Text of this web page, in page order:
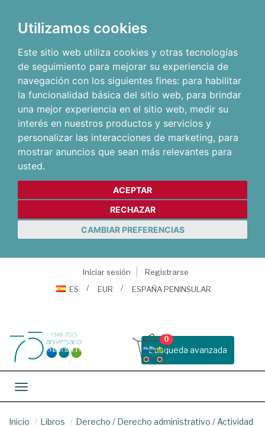
Utilizamos cookies
Este sitio web utiliza cookies y otras tecnologías
de seguimiento para mejorar su experiencia de
navegación con los siguientes fines: para habilitar
la funcionalidad básica del sitio web, para brindar
una mejor experiencia en el sitio web, medir su
interés en nuestros productos y servicios y
personalizar las interacciones de marketing, para
mostrar anuncios que sean más relevantes para
usted.
ACEPTAR
RECHAZAR
CAMBIAR PREFERENCIAS
Iniciar sesión
Registrarse
ES
EUR ESPAÑA PENINSULAR
Busqueda avanzada
0
Toggle navigation
Inicio Libros Derecho / Derecho administrativo / Actividad